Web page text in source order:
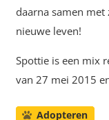
daarna samen met
nieuwe leven!
Spottie is een mix
van 27 mei 2015
Adopteren